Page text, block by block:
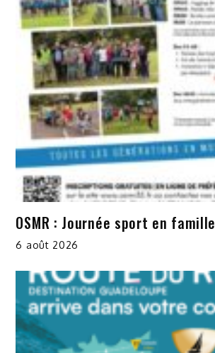
OSMR : Journée sport en famille
6 août 2026